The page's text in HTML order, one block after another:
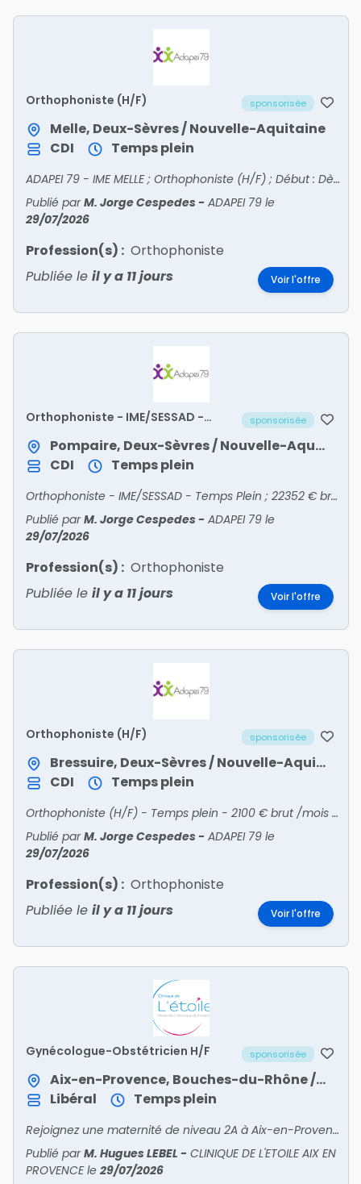
Orthophoniste (H/F) sponsorisée
Melle, Deux-Sèvres / Nouvelle-Aquitaine
CDI
Temps plein
ADAPEI 79 - IME MELLE ; Orthophoniste (H/F) ; Début : Dès que possible ; Statut : Non-Cadre ; Période : Jour ; Type de contrat : CDI
Publié parM. Jorge Cespedes - ADAPEI 79 le
29/07/2026
Profession(s) : Orthophoniste
Publiée le il y a 11 jours Voir l'offre
Orthophoniste - IME/SESSAD -
sponsorisée
Pompaire, Deux-Sèvres / Nouvelle-Aquitaine
CDI
Temps plein
Orthophoniste - IME/SESSAD - Temps Plein ; 22352 € brut /an ; IME/SESSAD de Parthenay ; Début : 24 août 2026 ; Horaires normaux ; Expérience : 2-5 ans ; Statut : Non-Cadre - CDI
Publié parM. Jorge Cespedes - ADAPEI 79 le
29/07/2026
Profession(s) : Orthophoniste
Publiée le il y a 11 jours Voir l'offre
Orthophoniste (H/F) sponsorisée
Bressuire, Deux-Sèvres / Nouvelle-Aquitaine
CDI
Temps plein
Orthophoniste (H/F) - Temps plein - 2100 € brut /mois - IME et SESSAD de BRESSUIREDébut : Dès que possible - Horaires normaux - Statut: Non-Cadre - Periode : JourType de contrat : CDI
Publié parM. Jorge Cespedes - ADAPEI 79 le
29/07/2026
Profession(s) : Orthophoniste
Publiée le il y a 11 jours Voir l'offre
Gynécologue-Obstétricien H/F sponsorisée
Aix-en-Provence, Bouches-du-Rhône / Provence-Alpes-Côte d'Azur
Libéral
Temps plein
Rejoignez une maternité de niveau 2A à Aix-en-Provence : exercice libéral, équipe de 8 praticiens, 2 400 naissances/an, plateau technique complet et cadre de vie privilégié.
Publié parM. Hugues LEBEL - CLINIQUE DE L'ETOILE AIX EN
PROVENCEle 29/07/2026